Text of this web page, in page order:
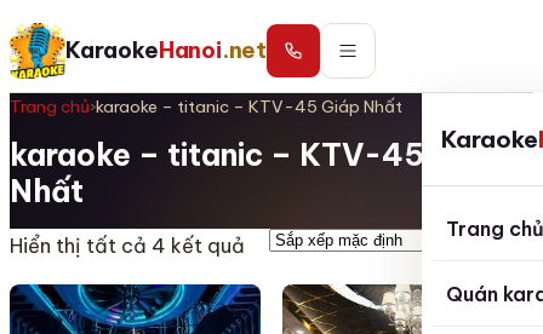
KaraokeHanoi.net
Karaoke
Trang chủ
Quán
Trang chủ›karaoke – titanic – KTV-45 Giáp Nhất
karaoke – titanic – KTV-45 Giáp
Nhất
Hiển thị tất cả 4 kết quả